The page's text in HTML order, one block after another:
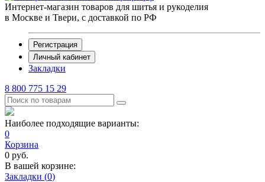
Интернет-магазин товаров для шитья и рукоделия
в Москве и Твери, с доставкой по РФ
Регистрация
Личный кабинет
Закладки
8 800 775 15 29
Наиболее подходящие варианты:
0
Корзина
0 руб.
В вашей корзине:
Закладки (0)